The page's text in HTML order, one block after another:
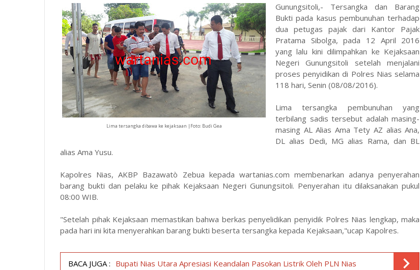
Lima tersangka dibawa ke kejaksaan |Foto: Budi Gea
Gunungsitoli,- Tersangka dan Barang
Bukti pada kasus pembunuhan terhadap
dua petugas pajak dari Kantor Pajak
Pratama Sibolga, pada 12 April 2016
yang lalu kini dilimpahkan ke Kejaksaan
Negeri Gunungsitoli setelah menjalani
proses penyidikan di Polres Nias selama
118 hari, Senin (08/08/2016).
Lima tersangka pembunuhan yang
terbilang sadis tersebut adalah masing-
masing AL Alias Ama Tety AZ alias Ana,
DL alias Dedi, MG alias Rama, dan BL
alias Ama Yusu.
Kapolres Nias, AKBP Bazawatò Zebua kepada wartanias.com membenarkan adanya penyerahan
barang bukti dan pelaku ke pihak Kejaksaan Negeri Gunungsitoli. Penyerahan itu dilaksanakan pukul
08:00 WIB.
"Setelah pihak Kejaksaan memastikan bahwa berkas penyelidikan penyidik Polres Nias lengkap, maka
pada hari ini kita menyerahkan barang bukti beserta tersangka kepada Kejaksaan,"ucap Kapolres.
BACA JUGA : Bupati Nias Utara Apresiasi Keandalan Pasokan Listrik Oleh PLN Nias